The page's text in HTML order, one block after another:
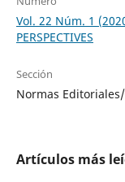
Vol. 22 Núm. 1
PERSPECTIVES
Sección
Normas
Artículos más